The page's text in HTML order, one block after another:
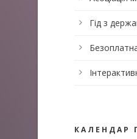
Гід з
КАЛЕНДАР